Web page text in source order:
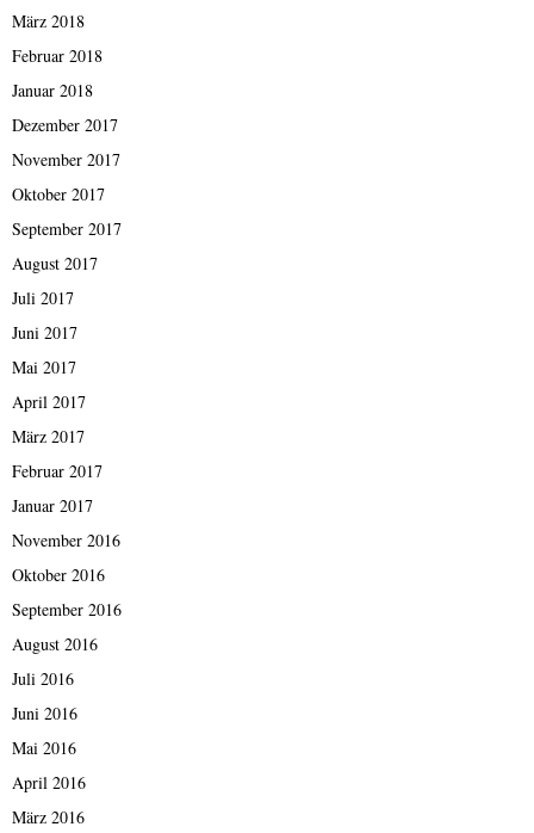
März 2018
Februar 2018
Januar 2018
Dezember 2017
November 2017
Oktober 2017
September 2017
August 2017
Juli 2017
Juni 2017
Mai 2017
April 2017
März 2017
Februar 2017
Januar 2017
November 2016
Oktober 2016
September 2016
August 2016
Juli 2016
Juni 2016
Mai 2016
April 2016
März 2016